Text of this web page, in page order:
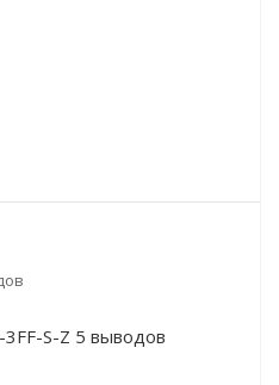
3FF-S-Z 5 выводов